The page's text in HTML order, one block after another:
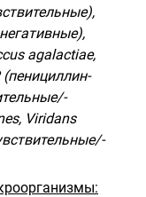
agalactiae,
Viridans